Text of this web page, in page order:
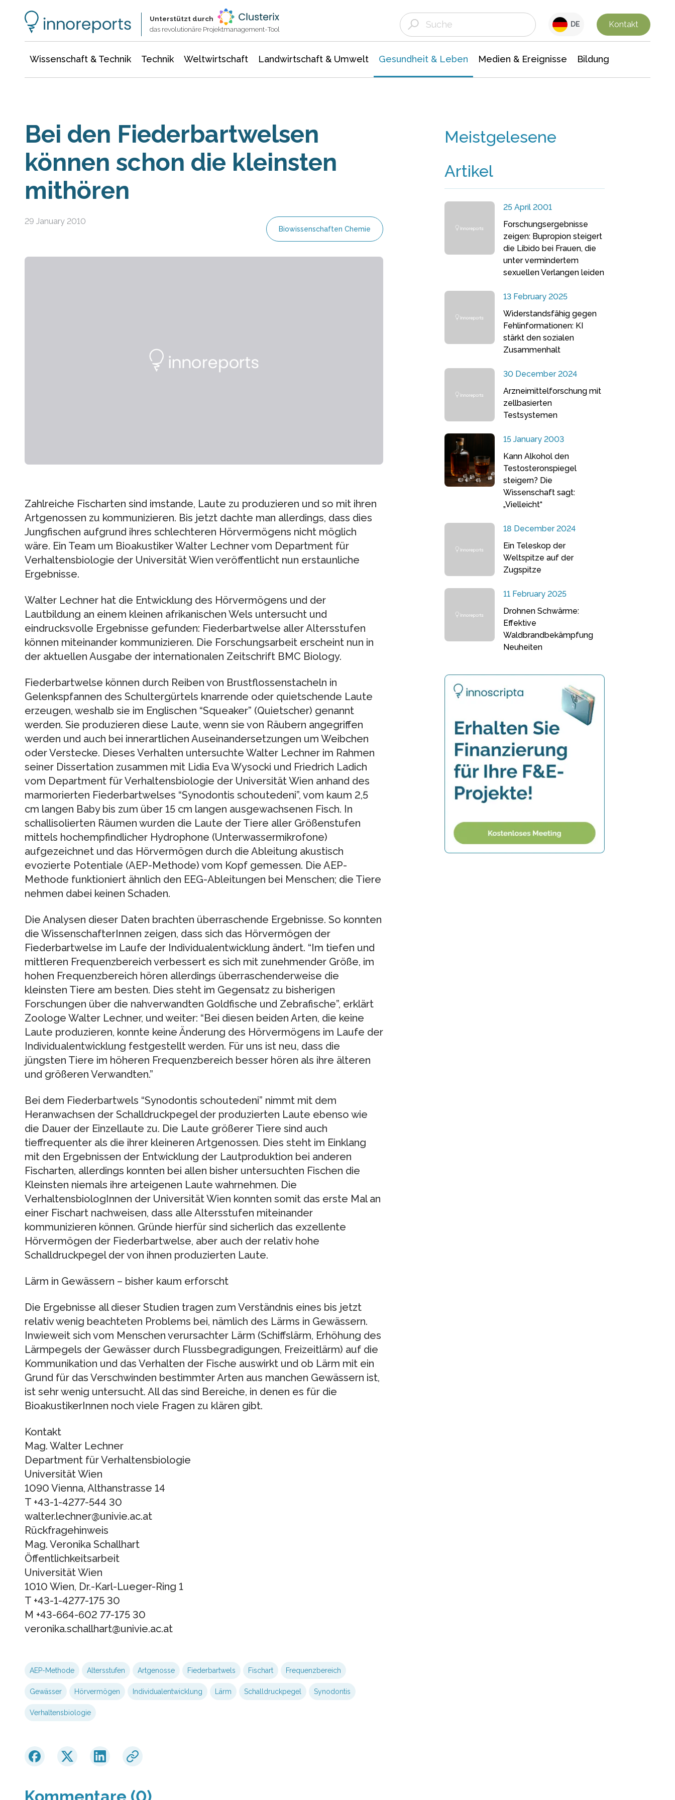
Unterstützt durch
das revolutionäre Projektmanagement-Tool
DE Kontakt
Wissenschaft & Technik Technik Weltwirtschaft Landwirtschaft & Umwelt Gesundheit & Leben Medien & Ereignisse Bildung
Bei den Fiederbartwelsen
können schon die kleinsten
mithören
29 January 2010
Biowissenschaften Chemie
Zahlreiche Fischarten sind imstande, Laute zu produzieren und so mit ihren
Artgenossen zu kommunizieren. Bis jetzt dachte man allerdings, dass dies
Jungfischen aufgrund ihres schlechteren Hörvermögens nicht möglich
wäre. Ein Team um Bioakustiker Walter Lechner vom Department für
Verhaltensbiologie der Universität Wien veröffentlicht nun erstaunliche
Ergebnisse.
Walter Lechner hat die Entwicklung des Hörvermögens und der
Lautbildung an einem kleinen afrikanischen Wels untersucht und
eindrucksvolle Ergebnisse gefunden: Fiederbartwelse aller Altersstufen
können miteinander kommunizieren. Die Forschungsarbeit erscheint nun in
der aktuellen Ausgabe der internationalen Zeitschrift BMC Biology.
Fiederbartwelse können durch Reiben von Brustflossenstacheln in
Gelenkspfannen des Schultergürtels knarrende oder quietschende Laute
erzeugen, weshalb sie im Englischen “Squeaker” (Quietscher) genannt
werden. Sie produzieren diese Laute, wenn sie von Räubern angegriffen
werden und auch bei innerartlichen Auseinandersetzungen um Weibchen
oder Verstecke. Dieses Verhalten untersuchte Walter Lechner im Rahmen
seiner Dissertation zusammen mit Lidia Eva Wysocki und Friedrich Ladich
vom Department für Verhaltensbiologie der Universität Wien anhand des
marmorierten Fiederbartwelses “Synodontis schoutedeni”, vom kaum 2,5
cm langen Baby bis zum über 15 cm langen ausgewachsenen Fisch. In
schallisolierten Räumen wurden die Laute der Tiere aller Größenstufen
mittels hochempfindlicher Hydrophone (Unterwassermikrofone)
aufgezeichnet und das Hörvermögen durch die Ableitung akustisch
evozierte Potentiale (AEP-Methode) vom Kopf gemessen. Die AEP-
Methode funktioniert ähnlich den EEG-Ableitungen bei Menschen; die Tiere
nehmen dabei keinen Schaden.
Die Analysen dieser Daten brachten überraschende Ergebnisse. So konnten
die WissenschafterInnen zeigen, dass sich das Hörvermögen der
Fiederbartwelse im Laufe der Individualentwicklung ändert. “Im tiefen und
mittleren Frequenzbereich verbessert es sich mit zunehmender Größe, im
hohen Frequenzbereich hören allerdings überraschenderweise die
kleinsten Tiere am besten. Dies steht im Gegensatz zu bisherigen
Forschungen über die nahverwandten Goldfische und Zebrafische”, erklärt
Zoologe Walter Lechner, und weiter: “Bei diesen beiden Arten, die keine
Laute produzieren, konnte keine Änderung des Hörvermögens im Laufe der
Individualentwicklung festgestellt werden. Für uns ist neu, dass die
jüngsten Tiere im höheren Frequenzbereich besser hören als ihre älteren
und größeren Verwandten.”
Bei dem Fiederbartwels “Synodontis schoutedeni” nimmt mit dem
Heranwachsen der Schalldruckpegel der produzierten Laute ebenso wie
die Dauer der Einzellaute zu. Die Laute größerer Tiere sind auch
tieffrequenter als die ihrer kleineren Artgenossen. Dies steht im Einklang
mit den Ergebnissen der Entwicklung der Lautproduktion bei anderen
Fischarten, allerdings konnten bei allen bisher untersuchten Fischen die
Kleinsten niemals ihre arteigenen Laute wahrnehmen. Die
VerhaltensbiologInnen der Universität Wien konnten somit das erste Mal an
einer Fischart nachweisen, dass alle Altersstufen miteinander
kommunizieren können. Gründe hierfür sind sicherlich das exzellente
Hörvermögen der Fiederbartwelse, aber auch der relativ hohe
Schalldruckpegel der von ihnen produzierten Laute.
Lärm in Gewässern – bisher kaum erforscht
Die Ergebnisse all dieser Studien tragen zum Verständnis eines bis jetzt
relativ wenig beachteten Problems bei, nämlich des Lärms in Gewässern.
Inwieweit sich vom Menschen verursachter Lärm (Schiffslärm, Erhöhung des
Lärmpegels der Gewässer durch Flussbegradigungen, Freizeitlärm) auf die
Kommunikation und das Verhalten der Fische auswirkt und ob Lärm mit ein
Grund für das Verschwinden bestimmter Arten aus manchen Gewässern ist,
ist sehr wenig untersucht. All das sind Bereiche, in denen es für die
BioakustikerInnen noch viele Fragen zu klären gibt.
Kontakt
Mag. Walter Lechner
Department für Verhaltensbiologie
Universität Wien
1090 Vienna, Althanstrasse 14
T +43-1-4277-544 30
walter.lechner@univie.ac.at
Rückfragehinweis
Mag. Veronika Schallhart
Öffentlichkeitsarbeit
Universität Wien
1010 Wien, Dr.-Karl-Lueger-Ring 1
T +43-1-4277-175 30
M +43-664-602 77-175 30
veronika.schallhart@univie.ac.at
AEP-Methode Altersstufen Artgenosse Fiederbartwels Fischart Frequenzbereich
Gewässer Hörvermögen Individualentwicklung Lärm Schalldruckpegel Synodontis
Verhaltensbiologie
Meistgelesene
Artikel
25 April 2001
Forschungsergebnisse
zeigen: Bupropion steigert
die Libido bei Frauen, die
unter vermindertem
sexuellen Verlangen leiden
13 February 2025
Widerstandsfähig gegen
Fehlinformationen: KI
stärkt den sozialen
Zusammenhalt
30 December 2024
Arzneimittelforschung mit
zellbasierten
Testsystemen
15 January 2003
Kann Alkohol den
Testosteronspiegel
steigern? Die
Wissenschaft sagt:
„Vielleicht“
18 December 2024
Ein Teleskop der
Weltspitze auf der
Zugspitze
11 February 2025
Drohnen Schwärme:
Effektive
Waldbrandbekämpfung
Neuheiten